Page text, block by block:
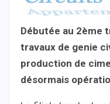
Débutée au 2ème
travaux de genie
production de
désormais